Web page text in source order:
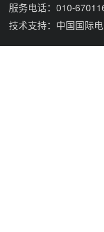
服务电话：010-
技术支持： 中国国际